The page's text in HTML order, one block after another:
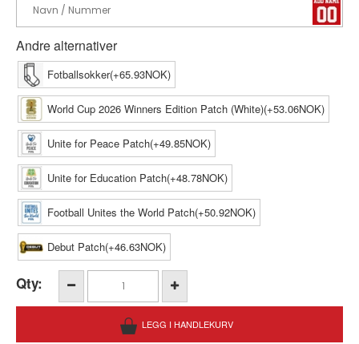
Andre alternativer
Fotballsokker(+65.93NOK)
World Cup 2026 Winners Edition Patch (White)(+53.06NOK)
Unite for Peace Patch(+49.85NOK)
Unite for Education Patch(+48.78NOK)
Football Unites the World Patch(+50.92NOK)
Debut Patch(+46.63NOK)
Qty: